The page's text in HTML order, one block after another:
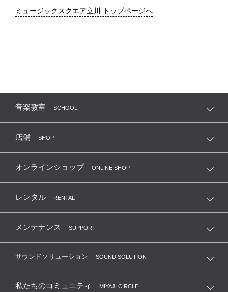
ミュージックスクエア立川 トップページへ
音楽教室 SCHOOL
店舗 SHOP
オンラインショップ ONLINE SHOP
レンタル RENTAL
メンテナンス SUPPORT
サウンドソリューション SOUND SOLUTION
私たちのコミュニティ MIYAJI CIRCLE